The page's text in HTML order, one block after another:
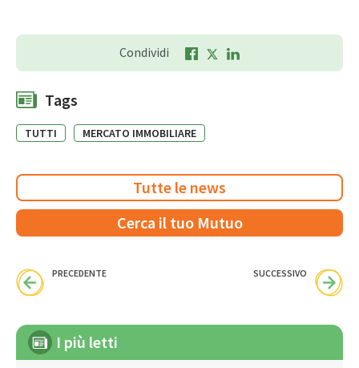
Condividi
Tags
TUTTI MERCATO IMMOBILIARE
Tutte le news
Cerca il tuo Mutuo
PRECEDENTE SUCCESSIVO
I più letti